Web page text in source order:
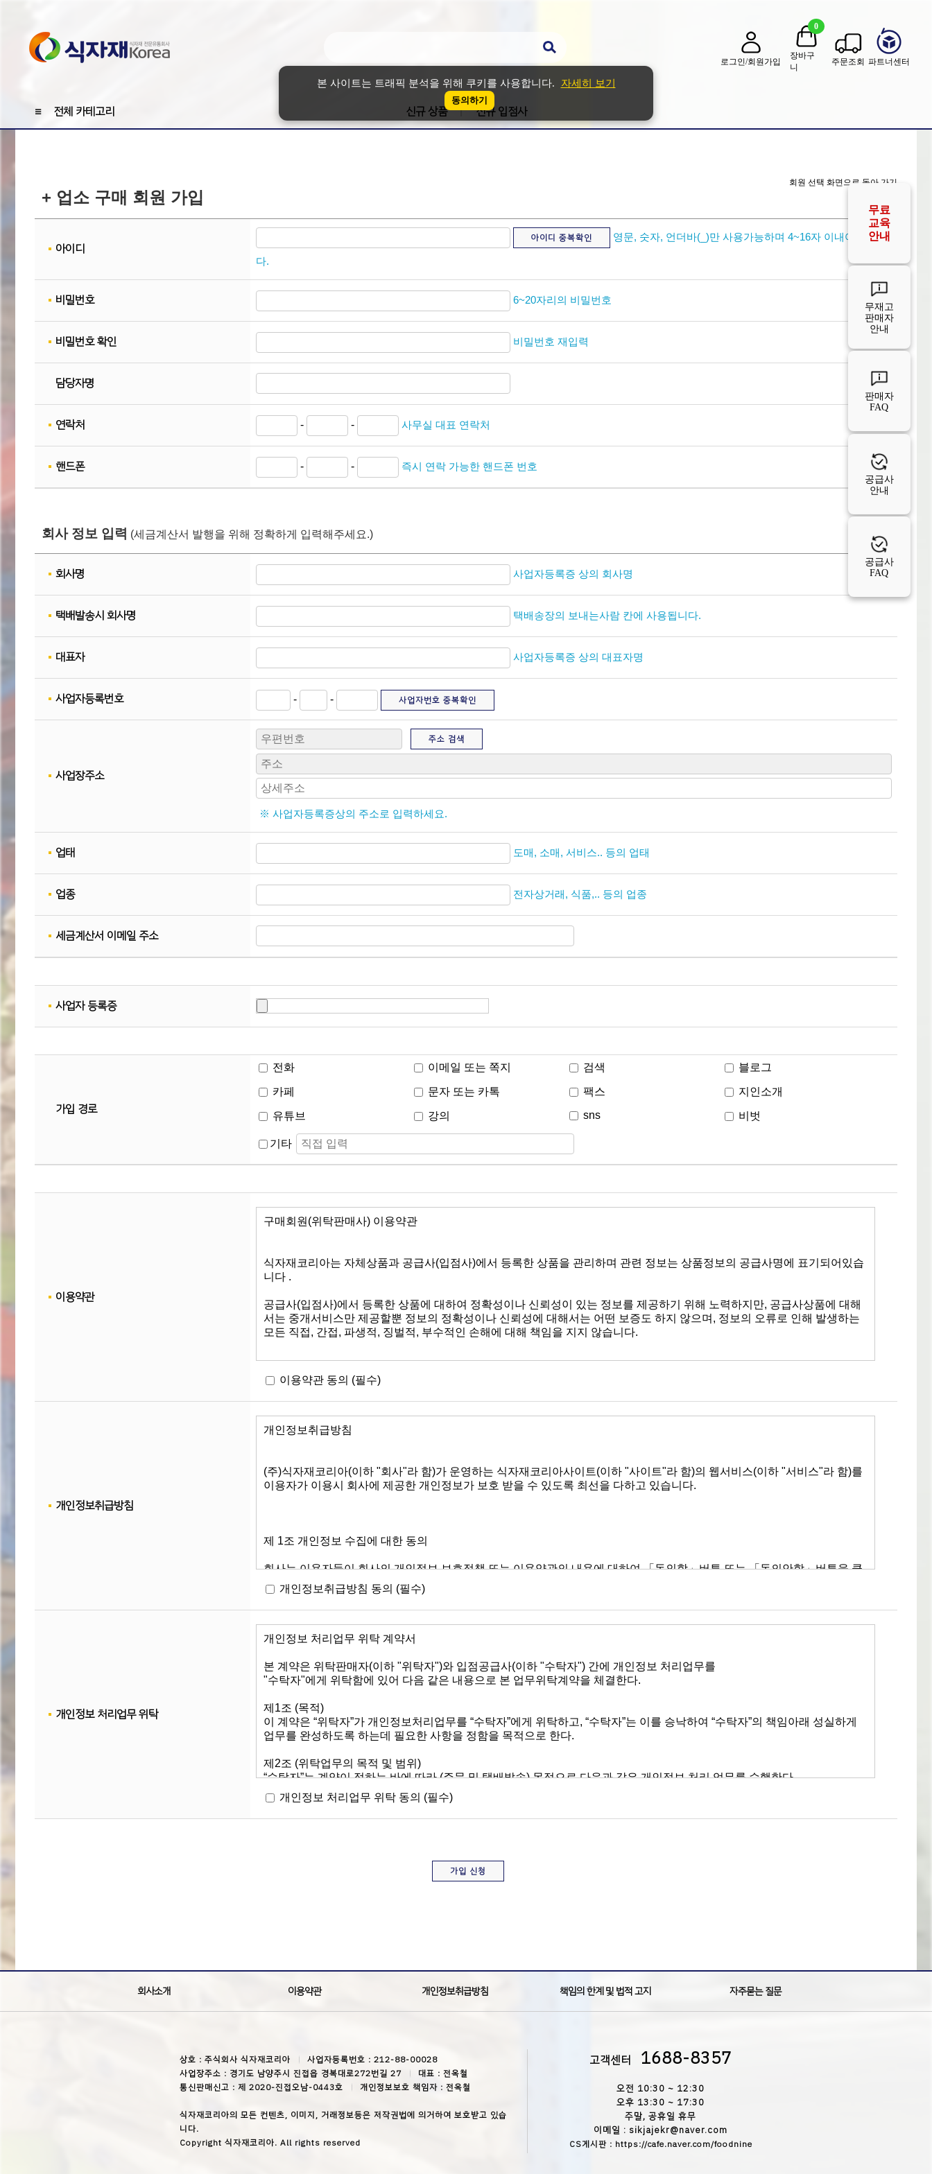
본 사이트는 트래픽 분석을 위해 쿠키를 사용합니다. 자세히 보기
동의하기
로그인/회원가입
0
장바구
니
주문조회 파트너센터
≡ 전체 카테고리 신규 상품 신규 입점사
무료
교육
안내
무재고
판매자
안내
판매자
FAQ
공급사
안내
공급사
FAQ
회사소개 이용약관 개인정보취급방침 책임의 한계 및 법적 고지 자주묻는 질문
상호 : 주식회사 식자재코리아
사업자등록번호 : 212-88-00028
사업장주소 : 경기도 남양주시 진접읍 경복대로272번길 27
대표 : 전옥철
통신판매신고 : 제 2020-진접오남-0443호
개인정보보호 책임자 : 전옥철
식자재코리아의 모든 컨텐츠, 이미지, 거래정보등은 저작권법에 의거하여 보호받고 있습
니다.
Copyright 식자재코리아. All rights reserved
고객센터 1688-8357
오전 10:30 ~ 12:30
오후 13:30 ~ 17:30
주말, 공휴일 휴무
이메일 : sikjajekr@naver.com
CS게시판 : https://cafe.naver.com/foodnine